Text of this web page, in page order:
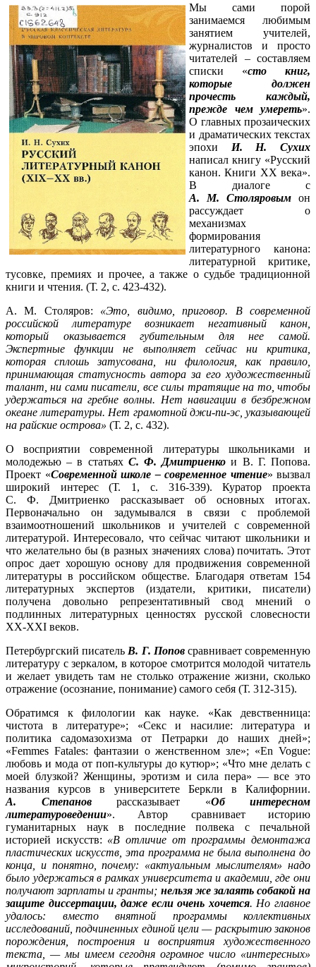
Мы сами порой
занимаемся любимым
занятием учителей,
журналистов и просто
читателей – составляем
списки «сто книг,
которые должен
прочесть каждый,
прежде чем умереть».
О главных прозаических
и драматических текстах
эпохи И. Н. Сухих
написал книгу «Русский
канон. Книги ХХ века».
В диалоге с
А. М. Столяровым он
рассуждает о
механизмах
формирования
литературного канона:
литературной критике,
тусовке, премиях и прочее, а также о судьбе традиционной
книги и чтения. (Т. 2, с. 423-432).
А. М. Столяров: «Это, видимо, приговор. В современной
российской литературе возникает негативный канон,
который оказывается губительным для нее самой.
Экспертные функции не выполняет сейчас ни критика,
которая сплошь затусована, ни филология, как правило,
принимающая статусность автора за его художественный
талант, ни сами писатели, все силы тратящие на то, чтобы
удержаться на гребне волны. Нет навигации в безбрежном
океане литературы. Нет грамотной джи-пи-эс, указывающей
на райские острова» (Т. 2, с. 432).
О восприятии современной литературы школьниками и
молодежью – в статьях С. Ф. Дмитриенко и В. Г. Попова.
Проект «Современной школе – современное чтение» вызвал
широкий интерес (Т. 1, с. 316-339). Куратор проекта
С. Ф. Дмитриенко рассказывает об основных итогах.
Первоначально он задумывался в связи с проблемой
взаимоотношений школьников и учителей с современной
литературой. Интересовало, что сейчас читают школьники и
что желательно бы (в разных значениях слова) почитать. Этот
опрос дает хорошую основу для продвижения современной
литературы в российском обществе. Благодаря ответам 154
литературных экспертов (издатели, критики, писатели)
получена довольно репрезентативный свод мнений о
подлинных литературных ценностях русской словесности
XX-XXI веков.
Петербургский писатель В. Г. Поповсравнивает современную
литературу с зеркалом, в которое смотрится молодой читатель
и желает увидеть там не столько отражение жизни, сколько
отражение (осознание, понимание) самого себя (Т. 312-315).
Обратимся к филологии как науке. «Как девственница:
чистота в литературе»; «Секс и насилие: литература и
политика садомазохизма от Петрарки до наших дней»;
«Femmes Fatales: фантазии о женственном зле»; «En Vogue:
любовь и мода от поп-культуры до кутюр»; «Что мне делать с
моей блузкой? Женщины, эротизм и сила пера» — все это
названия курсов в университете Беркли в Калифорнии.
А. Степановрассказывает «Об интересном
литературоведении». Автор сравнивает историю
гуманитарных наук в последние полвека с печальной
историей искусств: «В отличие от программы демонтажа
пластических искусств, эта программа не была выполнена до
конца, и понятно, почему: «актуальным мыслителям» надо
было удержаться в рамках университета и академии, где они
получают зарплаты и гранты; нельзя же залаять собакой на
защите диссертации, даже если очень хочется. Но главное
удалось: вместо внятной программы коллективных
исследований, подчиненных единой цели — раскрытию законов
порождения, построения и восприятия художественного
текста, — мы имеем сегодня огромное число «интересных»